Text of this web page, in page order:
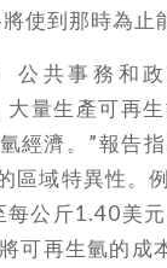
使到那時為止
公共事務和
量生產可再
經濟。”報告
區域特異性。
公斤1.40美
可再生氫的